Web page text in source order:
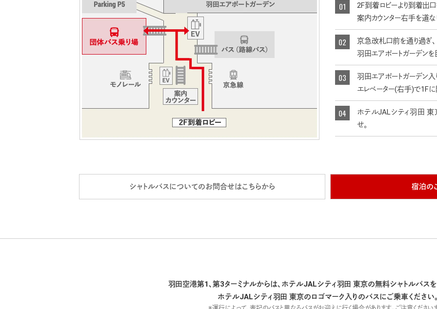
2F到着ロビーより到着出口
案内カウンター右手を道な
京急改札口前を通り過ぎ、
羽田エアポートガーデンを
羽田エアポートガーデン
エレベーター(右手)で1Fに
ホテルJALシティ羽田 東
せ。
シャトルバスについてのお問合せはこちらから 宿泊の
無料シャトルバス利用上のご注意羽田空港第1、第3ターミナルからは、ホテルJALシティ羽田 東京の無料シャトルバスを
ホテルJALシティ羽田 東京のロゴマーク入りのバスにご乗車ください。